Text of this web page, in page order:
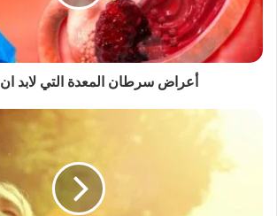
أعراض سرطان المعدة التي لابد ان